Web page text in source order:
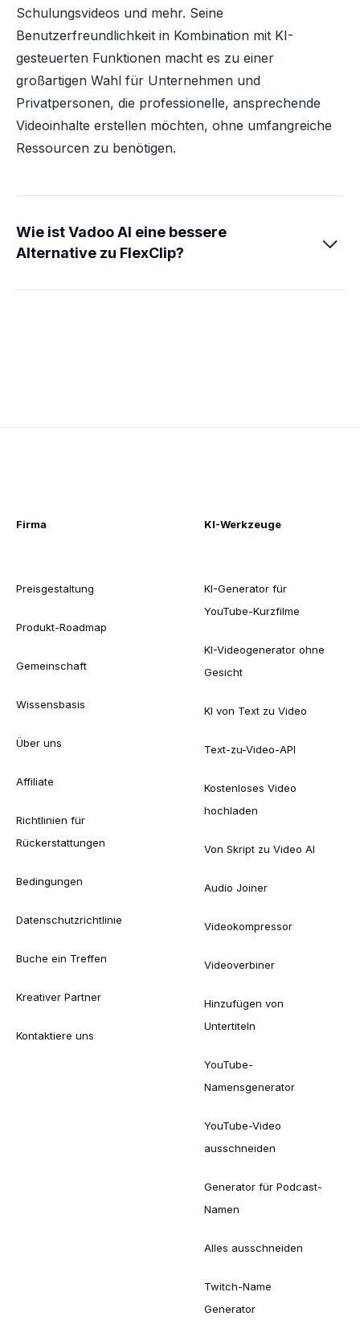
Schulungsvideos und mehr. Seine
Benutzerfreundlichkeit in Kombination mit KI-
gesteuerten Funktionen macht es zu einer
großartigen Wahl für Unternehmen und
Privatpersonen, die professionelle, ansprechende
Videoinhalte erstellen möchten, ohne umfangreiche
Ressourcen zu benötigen.
Wie ist Vadoo AI eine bessere
Alternative zu FlexClip?

Firma
Preisgestaltung
Produkt-Roadmap
Gemeinschaft
Wissensbasis
Über uns
Affiliate
Richtlinien für
Rückerstattungen
Bedingungen
Datenschutzrichtlinie
Buche ein Treffen
Kreativer Partner
Kontaktiere uns
KI-Werkzeuge
KI-Generator für
YouTube-Kurzfilme
KI-Videogenerator ohne
Gesicht
KI von Text zu Video
Text-zu-Video-API
Kostenloses Video
hochladen
Von Skript zu Video AI
Audio Joiner
Videokompressor
Videoverbiner
Hinzufügen von
Untertiteln
YouTube-
Namensgenerator
YouTube-Video
ausschneiden
Generator für Podcast-
Namen
Alles ausschneiden
Twitch-Name
Generator